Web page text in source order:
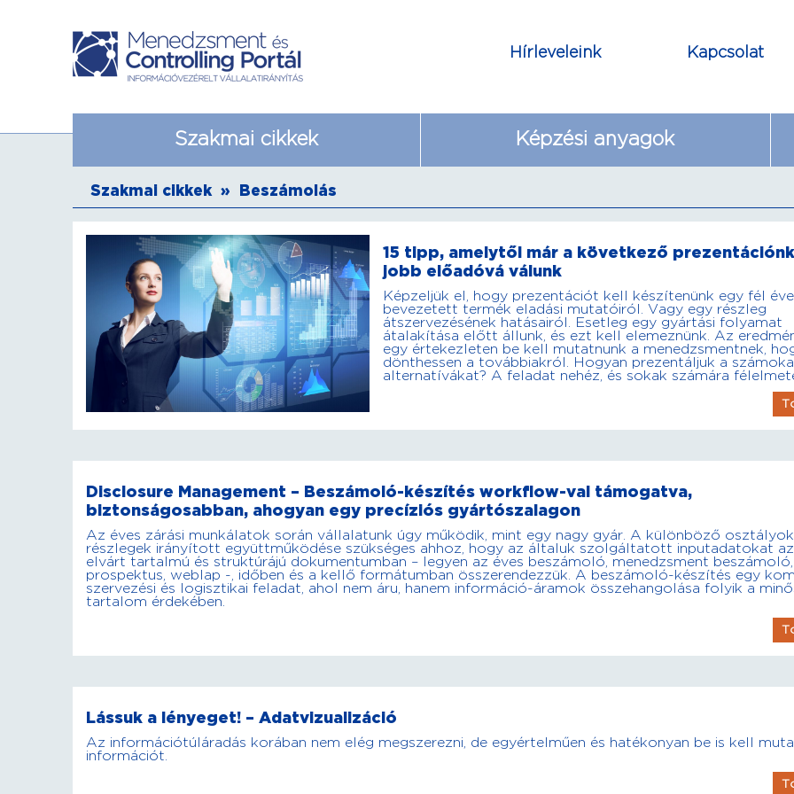
Kapcsolat
Hírleveleink
Szakmai cikkek Képzési anyagok
Szakmai cikkek » Beszámolás
15 tipp, amelytől már a következő
jobb előadóvá válunk
Képzeljük el, hogy prezentációt kell készítenünk egy fél éve
bevezetett termék eladási mutatóiról. Vagy egy részleg
átszervezésének hatásairól. Esetleg egy gyártási folyamat
átalakítása előtt állunk, és ezt kell elemeznünk. Az
egy értekezleten be kell mutatnunk a menedzsmentnek,
dönthessen a továbbiakról. Hogyan prezentáljuk a
alternatívákat? A feladat nehéz, és sokak számára
Disclosure Management – Beszámoló-készítés workflow-val támogatva,
biztonságosabban, ahogyan egy precíziós gyártószalagon
Az éves zárási munkálatok során vállalatunk úgy működik, mint egy nagy gyár. A különböző
részlegek irányított együttműködése szükséges ahhoz, hogy az általuk szolgáltatott inputadatokat az
elvárt tartalmú és struktúrájú dokumentumban – legyen az éves beszámoló, menedzsment beszámoló,
prospektus, weblap -, időben és a kellő formátumban összerendezzük. A beszámoló-készítés egy
szervezési és logisztikai feladat, ahol nem áru, hanem információ-áramok összehangolása folyik a
tartalom érdekében.
Lássuk a lényeget! – Adatvizualizáció
Az információtúláradás korában nem elég megszerezni, de egyértelműen és hatékonyan be is kell
információt.